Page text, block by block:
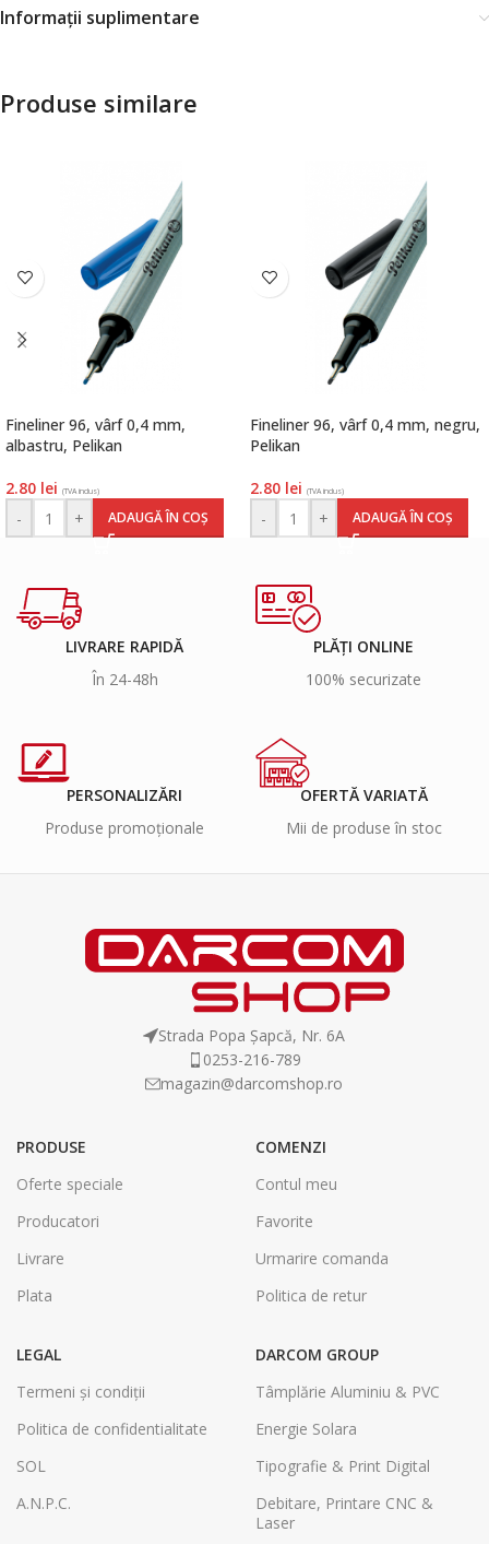
Informații suplimentare
Produse similare
Fineliner 96, vârf 0,4 mm,
albastru, Pelikan
2.80 lei (TVA inclus)
- + ADAUGĂ ÎN COȘ
Fineliner 96, vârf 0,4 mm, negru,
Pelikan
2.80 lei (TVA inclus)
- + ADAUGĂ ÎN COȘ
LIVRARE RAPIDĂ
În 24-48h
PLĂȚI ONLINE
100% securizate
PERSONALIZĂRI
Produse promoționale
OFERTĂ VARIATĂ
Mii de produse în stoc
Strada Popa Șapcă, Nr. 6A
0253-216-789
magazin@darcomshop.ro
PRODUSE
Oferte speciale
Producatori
Livrare
Plata
COMENZI
Contul meu
Favorite
Urmarire comanda
Politica de retur
LEGAL
Termeni și condiții
Politica de confidentialitate
SOL
A.N.P.C.
DARCOM GROUP
Tâmplărie Aluminiu & PVC
Energie Solara
Tipografie & Print Digital
Debitare, Printare CNC &
Laser